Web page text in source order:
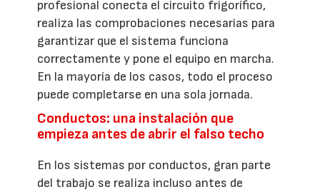
profesional conecta el circuito frigorífico,
realiza las comprobaciones necesarias para
garantizar que el sistema funciona
correctamente y pone el equipo en marcha.
En la mayoría de los casos, todo el proceso
puede completarse en una sola jornada.
Conductos: una instalación que
empieza antes de abrir el falso techo
En los sistemas por conductos, gran parte
del trabajo se realiza incluso antes de